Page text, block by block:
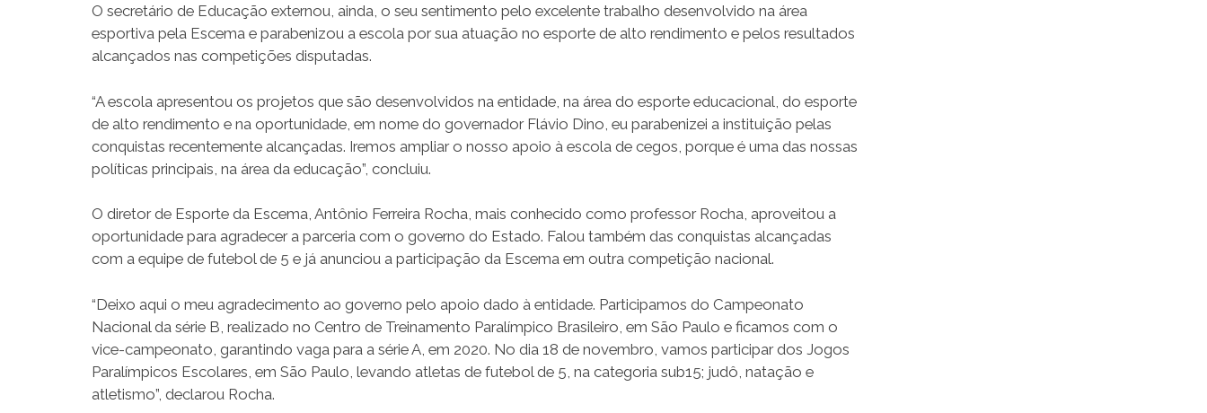
O secretário de Educação externou, ainda, o seu sentimento pelo excelente trabalho desenvolvido na área
esportiva pela Escema e parabenizou a escola por sua atuação no esporte de alto rendimento e pelos resultados
alcançados nas competições disputadas.
“A escola apresentou os projetos que são desenvolvidos na entidade, na área do esporte educacional, do esporte
de alto rendimento e na oportunidade, em nome do governador Flávio Dino, eu parabenizei a instituição pelas
conquistas recentemente alcançadas. Iremos ampliar o nosso apoio à escola de cegos, porque é uma das nossas
políticas principais, na área da educação”, concluiu.
O diretor de Esporte da Escema, Antônio Ferreira Rocha, mais conhecido como professor Rocha, aproveitou a
oportunidade para agradecer a parceria com o governo do Estado. Falou também das conquistas alcançadas
com a equipe de futebol de 5 e já anunciou a participação da Escema em outra competição nacional.
“Deixo aqui o meu agradecimento ao governo pelo apoio dado à entidade. Participamos do Campeonato
Nacional da série B, realizado no Centro de Treinamento Paralímpico Brasileiro, em São Paulo e ficamos com o
vice-campeonato, garantindo vaga para a série A, em 2020. No dia 18 de novembro, vamos participar dos Jogos
Paralímpicos Escolares, em São Paulo, levando atletas de futebol de 5, na categoria sub15; judô, natação e
atletismo”, declarou Rocha.